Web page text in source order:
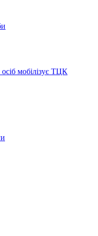
осіб мобілізує ТЦК